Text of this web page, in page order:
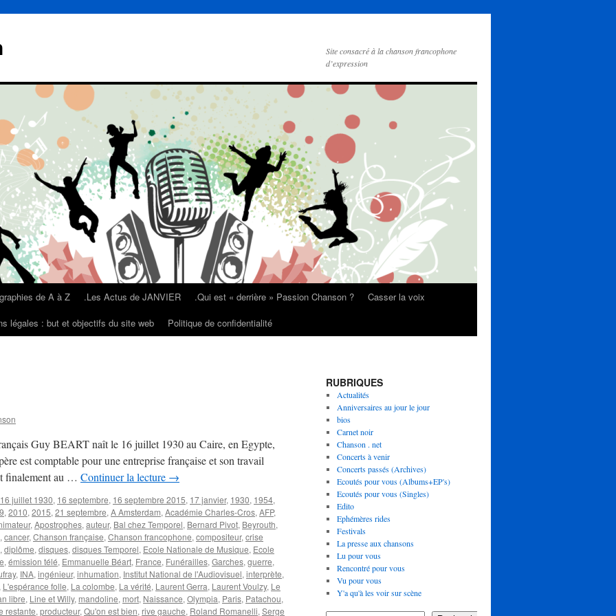
Site consacré à la chanson francophone
d’expression
de A à Z .Les Actus de JANVIER .Qui est « derrière » Passion Chanson ?
Casser la voix
légales : but et objectifs du site web Politique de confidentialité
Guy BEART naît le 16 juillet 1930 au Caire, en Egypte,
est comptable pour une entreprise française et son travail
finalement au … Continuer la lecture →
16 juillet 1930, 16 septembre, 16 septembre 2015, 17 janvier, 1930, 1954,
, 2010, 2015, 21 septembre, A Amsterdam, Académie Charles-Cros, AFP,
, Apostrophes, auteur, Bal chez Temporel, Bernard Pivot, Beyrouth,
, cancer, Chanson française, Chanson francophone, compositeur, crise
, diplôme, disques, disques Temporel, Ecole Nationale de Musique, Ecole
, émission télé, Emmanuelle Béart, France, Funérailles, Garches, guerre,
, INA, ingénieur, inhumation, Institut National de l'Audiovisuel, interprète,
L'espérance folle, La colombe, La vérité, Laurent Gerra, Laurent Voulzy, Le
libre, Line et Willy, mandoline, mort, Naissance, Olympia, Paris, Patachou,
restante, producteur, Qu'on est bien, rive gauche, Roland Romanelli, Serge
RUBRIQUES
Actualités
Anniversaires au jour le jour
bios
Carnet noir
Chanson . net
Concerts à venir
Concerts passés (Archives)
Ecoutés pour vous (Albums+EP's)
Ecoutés pour vous (Singles)
Edito
Ephémères rides
Festivals
La presse aux chansons
Lu pour vous
Rencontré pour vous
Vu pour vous
Y'a qu'à les voir sur scène